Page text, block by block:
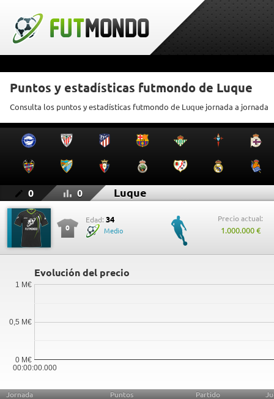
Puntos y estadísticas futmondo de Luque
Consulta los puntos y estadísticas futmondo de Luque jornada a jornada
0 0 Luque
0
Edad: 34
Medio
Precio actual:
1.000.000 €
Evolución del precio
00:00:00.000
0 M€
0,5 M€
1 M€
Jornada Puntos Partido